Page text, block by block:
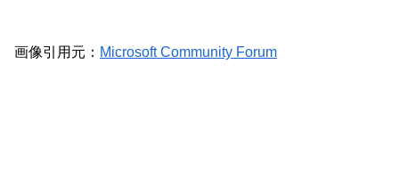
画像引用元： Microsoft Community Forum